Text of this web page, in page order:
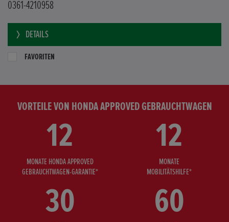
0361-4210958
DETAILS
FAVORITEN
VORTEILE VON HONDA APPROVED GEBRAUCHTWAGEN
12
MONATE HONDA APPROVED
GEBRAUCHTWAGEN-GARANTIE*
12
MONATE
MOBILITÄTSHILFE*
30 60